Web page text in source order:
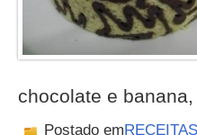
chocolate e
Postado emRECEITAS